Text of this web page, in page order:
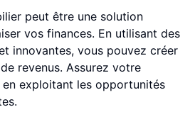
peut être une solution
vos finances. En utilisant des
innovantes, vous pouvez créer
revenus. Assurez votre
exploitant les opportunités